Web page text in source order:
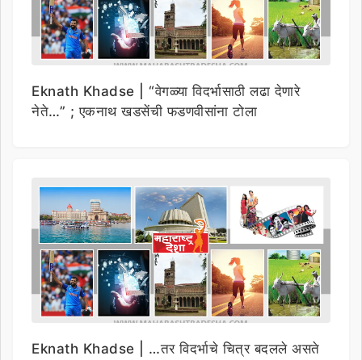
Eknath Khadse | “वेगळ्या विदर्भासाठी लढा देणारे
नेते…” ; एकनाथ खडसेंची फडणवीसांना टोला
Eknath Khadse | …तर विदर्भाचे चित्र बदलले असते